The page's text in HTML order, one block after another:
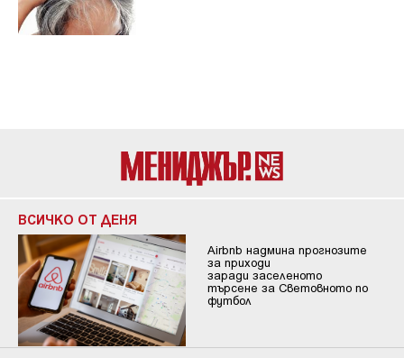
ВСИЧКО ОТ ДЕНЯ
Airbnb надмина прогнозите
за приходи
заради заселеното
търсене за Световното по
футбол